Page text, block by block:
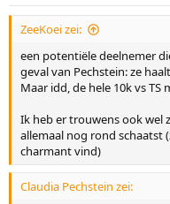
Zondag vanaf 16:30:
Team pursuit dames/heren
Team sprint dames/heren
Mass start dames/heren
Discussie kan nu weer over
topic:http://
veranderingen-zijn-
ZeeKoei zei:
een potentiële deelnemer
geval van Pechstein: ze
Maar idd, de hele 10k vs
Ik heb er trouwens ook wel
allemaal nog rond schaatst
charmant vind)
Claudia Pechstein zei: